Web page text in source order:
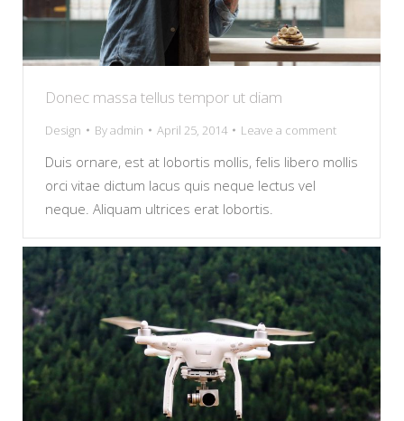
Donec massa tellus tempor ut diam
Design Byadmin April 25, 2014 Leave a comment
Duis ornare, est at lobortis mollis, felis libero mollis
orci vitae dictum lacus quis neque lectus vel
neque. Aliquam ultrices erat lobortis.